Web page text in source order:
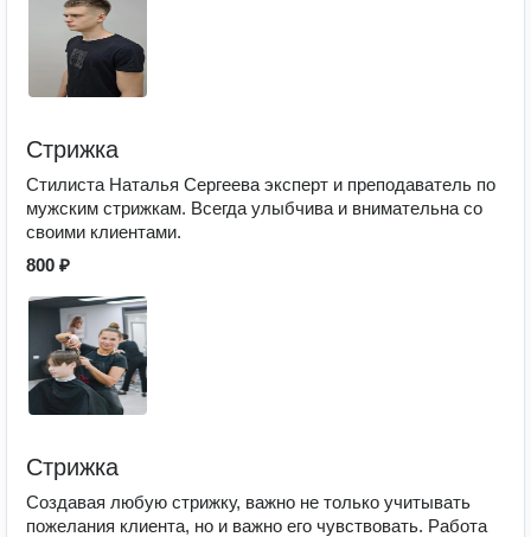
Стрижка
Стилиста Наталья Сергеева эксперт и преподаватель по
мужским стрижкам. Всегда улыбчива и внимательна со
своими клиентами.
800 ₽
Стрижка
Создавая любую стрижку, важно не только учитывать
пожелания клиента, но и важно его чувствовать. Работа